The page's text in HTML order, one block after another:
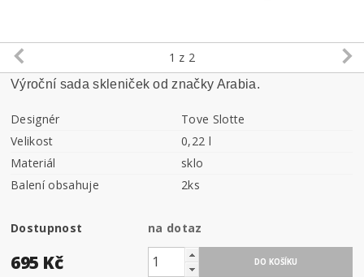
1 z 2
Výroční sada skleniček od značky Arabia.
Designér
Tove Slotte
Velikost
0,22 l
Materiál
sklo
Balení obsahuje
2ks
Dostupnost na dotaz
695 Kč